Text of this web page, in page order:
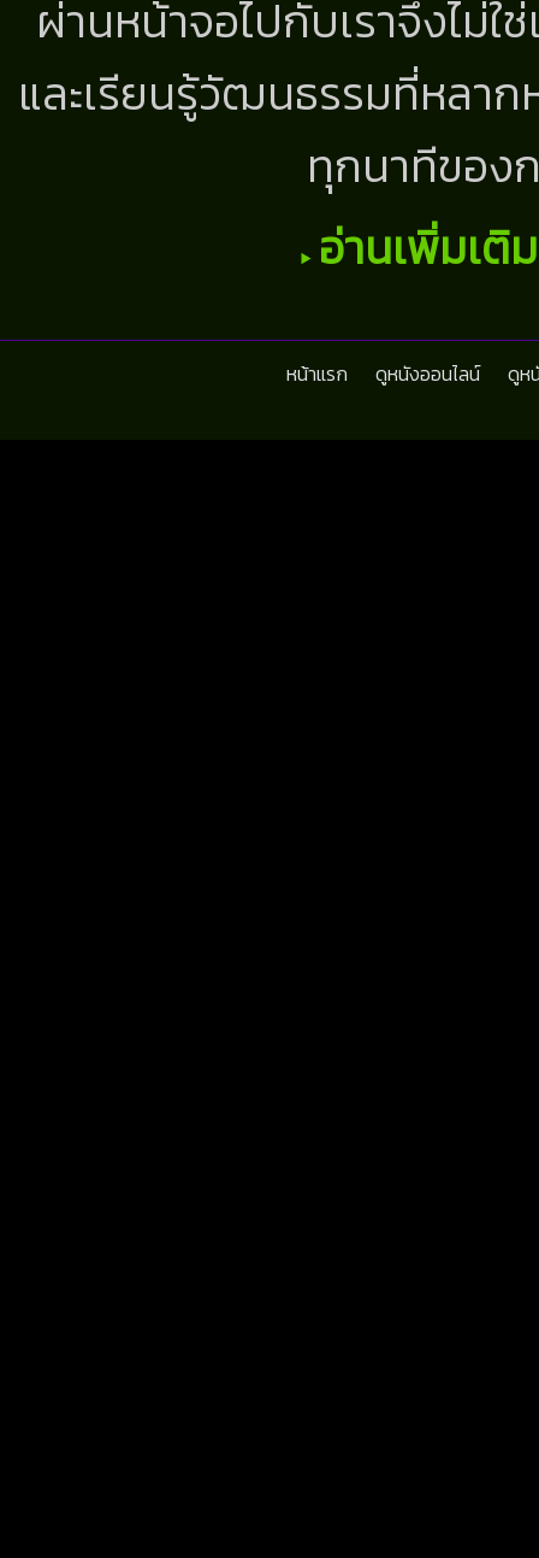
ผ่านหน้าจอไปกับเราจึงไม่
และเรียนรู้วัฒนธรรมที่หลา
ทุกนาทีขอ
อ่านเพิ่มเติ
หน้าแรก ดูหนังออนไลน์ ดูห